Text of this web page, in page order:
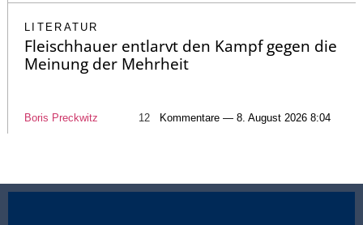
LITERATUR
Fleischhauer entlarvt den Kampf gegen die
Meinung der Mehrheit
Boris Preckwitz 12 Kommentare — 8. August 2026 8:04